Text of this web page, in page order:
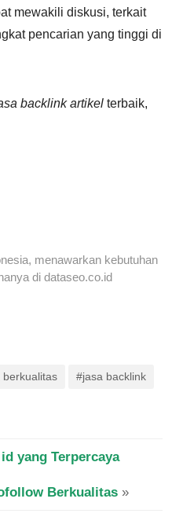
mewakili diskusi, terkait
pencarian yang tinggi di
backlink artikel terbaik,
menawarkan kebutuhan
di dataseo.co.id
berkualitas
#jasa backlink
yang Terpercaya
Berkualitas»